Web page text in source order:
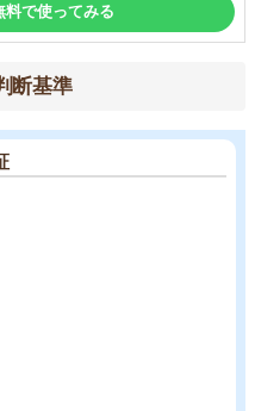
料で使ってみる
断基準